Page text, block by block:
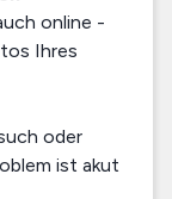
online -
Ihres
oder
ist akut